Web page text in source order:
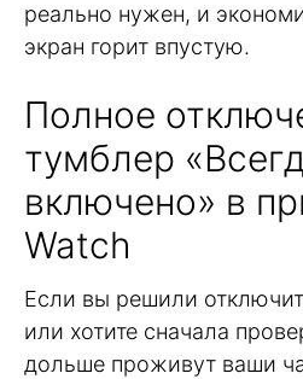
реально нужен, и
экран горит впустую.
Полное
тумблер
включено» в
Watch
Если вы решили
или хотите сначала
дольше проживут ваши